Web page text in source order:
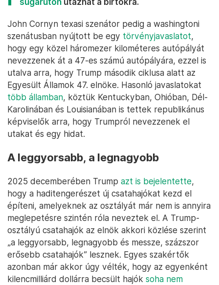
John Cornyn texasi szenátor pedig a washingtoni
szenátusban nyújtott be egy törvényjavaslatot,
hogy egy közel háromezer kilométeres autópályát
nevezzenek át a 47-es számú autópályára, ezzel is
utalva arra, hogy Trump második ciklusa alatt az
Egyesült Államok 47. elnöke. Hasonló javaslatokat
több államban, köztük Kentuckyban, Ohióban, Dél-
Karolinában és Louisianában is tettek republikánus
képviselők arra, hogy Trumpról nevezzenek el
utakat és egy hidat.
A leggyorsabb, a legnagyobb
2025 decemberében Trump azt is bejelentette,
hogy a haditengerészet új csatahajókat kezd el
építeni, amelyeknek az osztályát már nem is annyira
meglepetésre szintén róla neveztek el. A Trump-
osztályú csatahajók az elnök akkori közlése szerint
„a leggyorsabb, legnagyobb és messze, százszor
erősebb csatahajók” lesznek. Egyes szakértők
azonban már akkor úgy vélték, hogy az egyenként
kilencmilliárd dollárra becsült hajók soha nem